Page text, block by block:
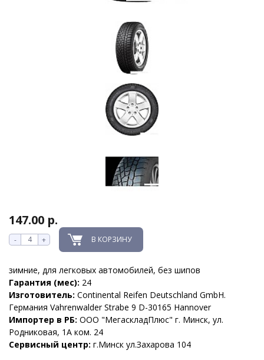
147.00 р.
- + В КОРЗИНУ
зимние, для легковых автомобилей, без шипов
Гарантия (мес): 24
Изготовитель: Continental Reifen Deutschland GmbH.
Германия Vahrenwalder Strabe 9 D-30165 Hannover
Импортер в РБ: ООО "МегаскладПлюс" г. Минск, ул.
Родниковая, 1А ком. 24
Сервисный центр: г.Минск ул.Захарова 104